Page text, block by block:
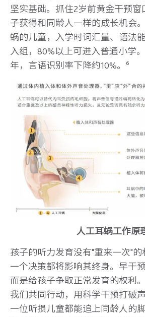
坚实基础。抓住2岁前黄金干预
子获得和同龄人一样的成长机会
蜗的儿童，入学时词汇量、语法
入组，80%以上可进入普通小学
年，言语识别率下降约10%。⁶
人工耳蜗工作原
孩子的听力发育没有"重来一次"
一个决策都将影响其终身。早干预
而是给孩子争取正常发育的权利
我们共同行动，用科学干预打破
一位听损儿童都能追上同龄人的